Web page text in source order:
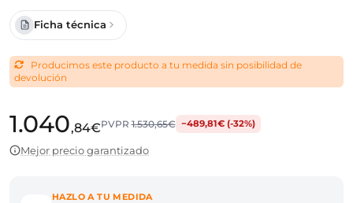
Ficha técnica
Producimos este producto a tu medida sin posibilidad de
devolución
1.040,84€PVPR1.530,65€ −489,81€ (-32%)
Mejor precio garantizado
HAZLO A TU MEDIDA